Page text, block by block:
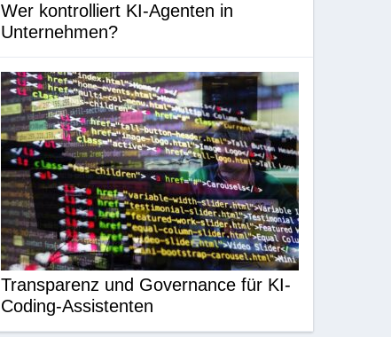
Wer kontrolliert KI-Agenten in
Unternehmen?
Transparenz und Governance für KI-
Coding-Assistenten